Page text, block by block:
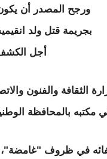
ورجح المصدر أن
بجريمة قتل ولد
أجل
والفنون
مكتبه بالمحافظة
في ظروف "غامضة"،